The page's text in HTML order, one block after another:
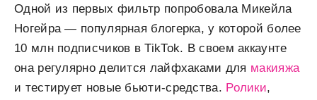
Одной из первых фильтр попробовала Микейла
Ногейра — популярная блогерка, у которой более
10 млн подписчиков в TikTok. В своем аккаунте
она регулярно делится лайфхаками для макияжа
и тестирует новые бьюти-средства. Ролики,